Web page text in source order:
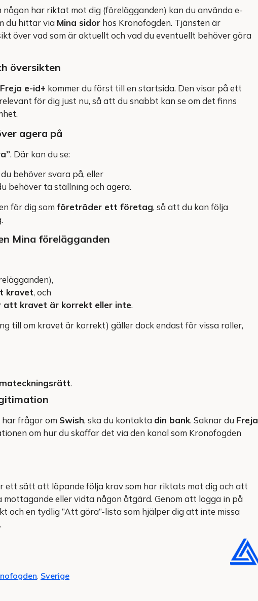
någon har riktat mot dig (förelägganden) kan du använda e-
du hittar via Mina sidor hos Kronofogden. Tjänsten är
över vad som är aktuellt och vad du eventuellt behöver göra
översikten
Freja e-id+ kommer du först till en startsida. Den visar på ett
för dig just nu, så att du snabbt kan se om det finns
agera på
. Där kan du se:
behöver svara på, eller
behöver ta ställning och agera.
för dig som företräder ett företag, så att du kan följa
Mina förelägganden
kravet, och
att kravet är korrekt eller inte.
till om kravet är korrekt) gäller dock endast för vissa roller,
.
har frågor om Swish, ska du kontakta din bank. Saknar du Freja
om hur du skaffar det via den kanal som Kronofogden
ett sätt att löpande följa krav som har riktats mot dig och att
eller vidta någon åtgärd. Genom att logga in på
och en tydlig ”Att göra”-lista som hjälper dig att inte missa
, Sverige